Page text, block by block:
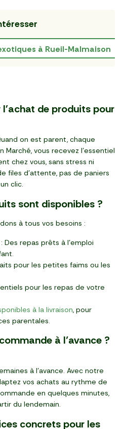
à Rueil-Malmaison
de produits pour
on est parent, chaque
vous recevez l’essentiel
chez vous, sans stress ni
files d’attente, pas de paniers
clic.
sont disponibles ?
à tous vos besoins :
Des repas prêts à l’emploi
pour les petites faims ou les
pour les repas de votre
à la livraison , pour
parentales.
à l’avance ?
à l’avance. Avec notre
vos achats au rythme de
en quelques minutes,
du lendemain.
concrets pour les